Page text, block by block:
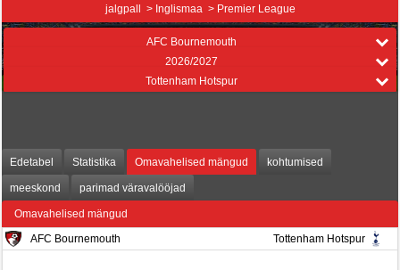
jalgpall > Inglismaa > Premier League
AFC Bournemouth
2026/2027
Tottenham Hotspur
Edetabel Statistika Omavahelised mängud kohtumised
meeskond parimad väravalööjad
Omavahelised mängud
AFC Bournemouth Tottenham Hotspur